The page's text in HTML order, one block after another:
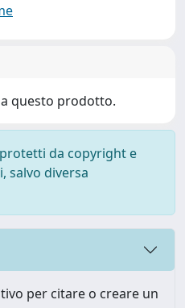
questo prodotto.
da copyright e
salvo diversa
per citare o creare un